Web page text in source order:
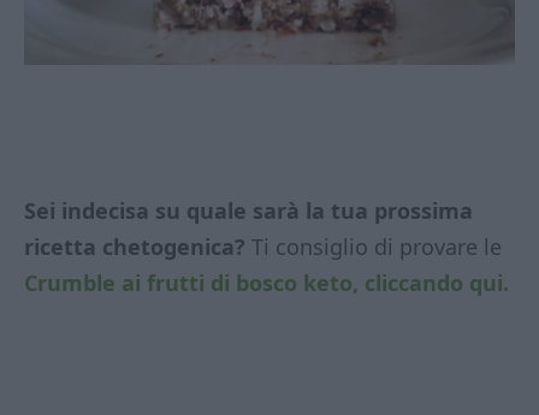
Sei indecisa su quale sarà la tua prossima
ricetta chetogenica? Ti consiglio di provare le
Crumble ai frutti di bosco keto, cliccando qui.